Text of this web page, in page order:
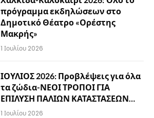
πρόγραμμα εκδηλώσεων στο
Δημοτικό Θέατρο «Ορέστης
Μακρής»
1 Ιουλίου 2026
ΙΟΥΛΙΟΣ 2026: Προβλέψεις για όλα
τα ζώδια-ΝΕΟΙ ΤΡΟΠΟΙ ΓΙΑ
ΕΠΙΛΥΣΗ ΠΑΛΙΩΝ ΚΑΤΑΣΤΑΣΕΩΝ…
1 Ιουλίου 2026